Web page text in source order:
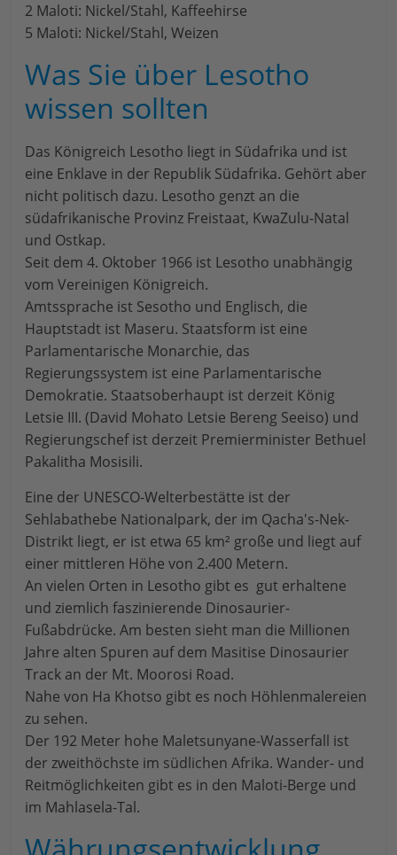
2 Maloti: Nickel/Stahl, Kaffeehirse
5 Maloti: Nickel/Stahl, Weizen
Was Sie über Lesotho
wissen sollten
Das Königreich Lesotho liegt in Südafrika und ist
eine Enklave in der Republik Südafrika. Gehört aber
nicht politisch dazu. Lesotho genzt an die
südafrikanische Provinz Freistaat, KwaZulu-Natal
und Ostkap.
Seit dem 4. Oktober 1966 ist Lesotho unabhängig
vom Vereinigen Königreich.
Amtssprache ist Sesotho und Englisch, die
Hauptstadt ist Maseru. Staatsform ist eine
Parlamentarische Monarchie, das
Regierungssystem ist eine Parlamentarische
Demokratie. Staatsoberhaupt ist derzeit König
Letsie III. (David Mohato Letsie Bereng Seeiso) und
Regierungschef ist derzeit Premierminister Bethuel
Pakalitha Mosisili.
Eine der UNESCO-Welterbestätte ist der
Sehlabathebe Nationalpark, der im Qacha's-Nek-
Distrikt liegt, er ist etwa 65 km² große und liegt auf
einer mittleren Höhe von 2.400 Metern.
An vielen Orten in Lesotho gibt es gut erhaltene
und ziemlich faszinierende Dinosaurier-
Fußabdrücke. Am besten sieht man die Millionen
Jahre alten Spuren auf dem Masitise Dinosaurier
Track an der Mt. Moorosi Road.
Nahe von Ha Khotso gibt es noch Höhlenmalereien
zu sehen.
Der 192 Meter hohe Maletsunyane-Wasserfall ist
der zweithöchste im südlichen Afrika. Wander- und
Reitmöglichkeiten gibt es in den Maloti-Berge und
im Mahlasela-Tal.